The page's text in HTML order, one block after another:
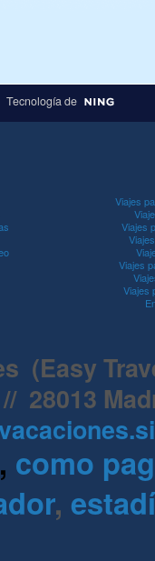
de
Viajes
Viajes
Viajes
Viajes
(Easy
28013
, como
,